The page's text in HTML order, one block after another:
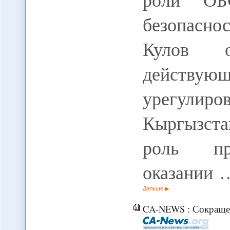
Кулов
роль
оказании
Дальше
CA-NEWS :